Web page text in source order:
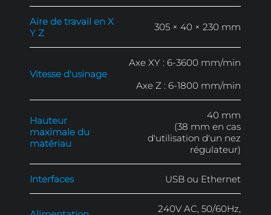
Principales spécifications
ROLAND DGSHAPE DE-
Matériaux
usinables
Laiton, aluminium,
plaques bi-
plastiques à
305 × 40 ×